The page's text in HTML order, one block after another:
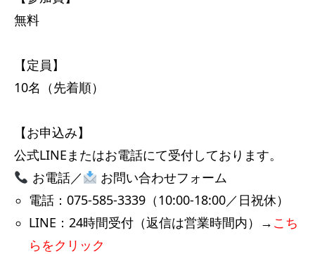
無料
【定員】
10名（先着順）
【お申込み】
公式LINEまたはお電話にて受付しております。
お電話／
お問い合わせフォーム
電話：075-585-3339（10:00-18:00／日祝休）
LINE：24時間受付（返信は営業時間内）→ こち
らをクリック